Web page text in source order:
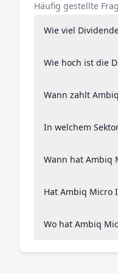
Häufig gestellte
Wie viel
Wie hoch ist die
Wann zahlt
In welchem
Wann hat Ambiq
Hat Ambiq Micro
Wo hat Ambiq